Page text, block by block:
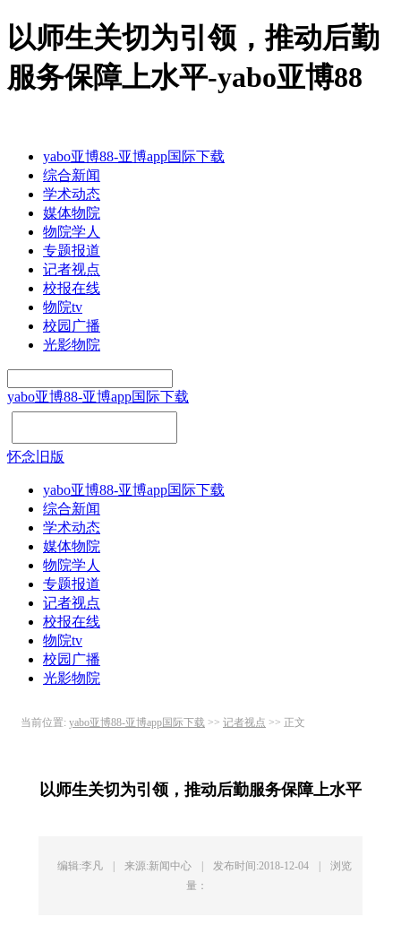
以师生关切为引领，推动后勤
服务保障上水平-yabo亚博88
yabo亚博88-亚博app国际下载
综合新闻
学术动态
媒体物院
物院学人
专题报道
记者视点
校报在线
物院tv
校园广播
光影物院
yabo亚博88-亚博app国际下载
怀念旧版
yabo亚博88-亚博app国际下载
综合新闻
学术动态
媒体物院
物院学人
专题报道
记者视点
校报在线
物院tv
校园广播
光影物院
当前位置: yabo亚博88-亚博app国际下载 >> 记者视点 >> 正文
以师生关切为引领，推动后勤服务保障上水平
编辑:李凡 | 来源:新闻中心 | 发布时间:2018-12-04 |
浏览
量：